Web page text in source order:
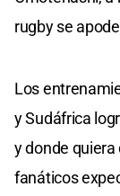
rugby se
Los
y Sudáfrica
y donde
fanáticos